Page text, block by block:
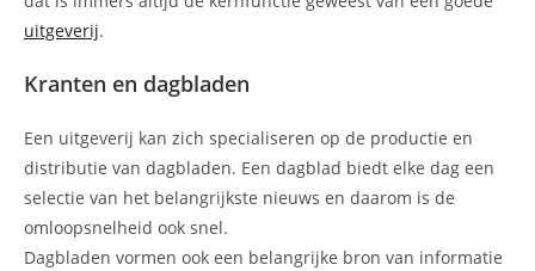
uitgeverij.
Kranten en dagbladen
Een uitgeverij kan zich specialiseren op de productie en
distributie van dagbladen. Een dagblad biedt elke dag een
selectie van het belangrijkste nieuws en daarom is de
omloopsnelheid ook snel.
Dagbladen vormen ook een belangrijke bron van informatie